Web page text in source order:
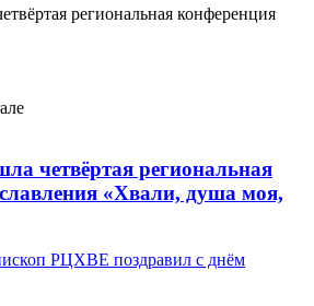
региональная конференция
четвёртая региональная
«Хвали, душа моя,